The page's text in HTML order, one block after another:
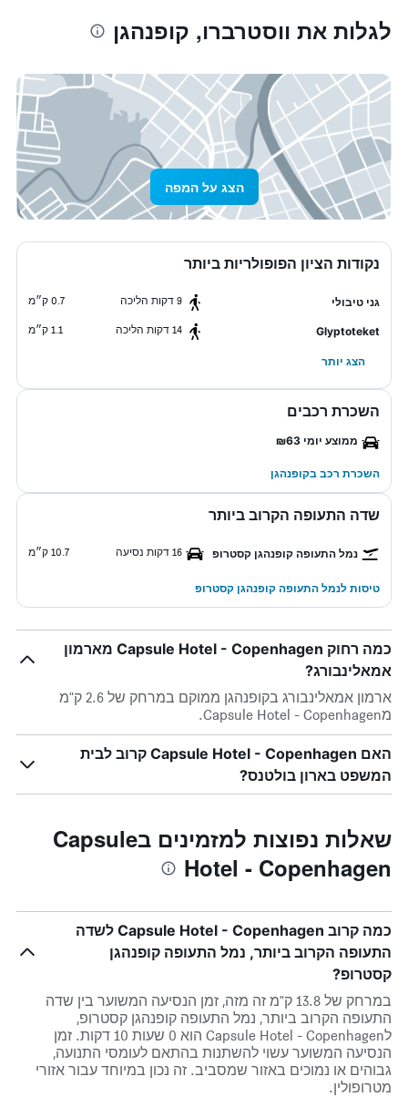
לגלות את ווסטרברו, קופנהגן
הצג על המפה
נקודות הציון הפופולריות ביותר
גני טיבולי 9 דקות הליכה 0.7 ק״מ
Glyptoteket 14 דקות הליכה 1.1 ק״מ
הצג יותר
השכרת רכבים
ממוצע יומי ₪63
השכרת רכב בקופנהגן
שדה התעופה הקרוב ביותר
נמל התעופה קופנהגן קסטרופ 16 דקות נסיעה 10.7 ק״מ
טיסות לנמל התעופה קופנהגן קסטרופ
כמה רחוק Capsule Hotel - Copenhagen מארמון
אמאלינבורג?
ארמון אמאלינבורג בקופנהגן ממוקם במרחק של 2.6 ק"מ
מCapsule Hotel - Copenhagen.
האם Capsule Hotel - Copenhagen קרוב לבית
המשפט בארון בולטנס?
שאלות נפוצות למזמינים בCapsule
Hotel - Copenhagen
כמה קרוב Capsule Hotel - Copenhagen לשדה
התעופה הקרוב ביותר, נמל התעופה קופנהגן
קסטרופ?
במרחק של 13.8 ק"מ זה מזה, זמן הנסיעה המשוער בין שדה
התעופה הקרוב ביותר, נמל התעופה קופנהגן קסטרופ,
לCapsule Hotel - Copenhagen הוא 0 שעות 10 דקות. זמן
הנסיעה המשוער עשוי להשתנות בהתאם לעומסי התנועה,
גבוהים או נמוכים באזור שמסביב. זה נכון במיוחד עבור אזורי
מטרופולין.